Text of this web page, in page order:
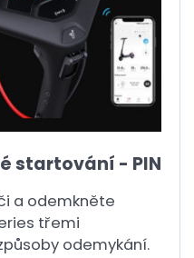
startování - PIN
a odemkněte
třemi
odemykání.